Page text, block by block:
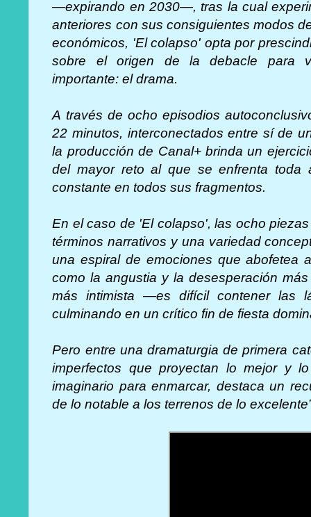
—expirando en 2030—, tras la cual
anteriores con sus consiguientes modos
económicos, 'El colapso' opta por
sobre el origen de la debacle para
importante: el drama.
A través de ocho episodios
22 minutos, interconectados entre sí de
la producción de Canal+ brinda un
del mayor reto al que se enfrenta toda
constante en todos sus fragmentos.
En el caso de 'El colapso', las ocho
términos narrativos y una variedad
una espiral de emociones que abofetea
como la angustia y la desesperación
más intimista —es difícil contener las
culminando en un crítico fin de fiesta
Pero entre una dramaturgia de primera
imperfectos que proyectan lo mejor y
imaginario para enmarcar, destaca un
de lo notable a los terrenos de lo